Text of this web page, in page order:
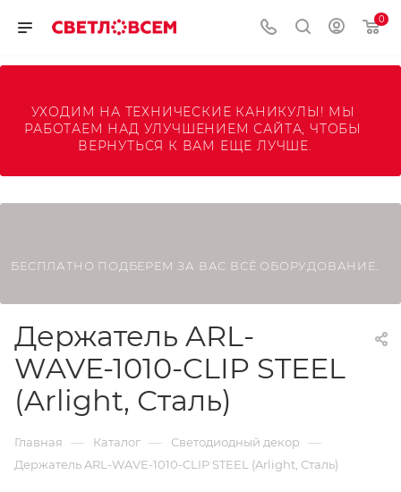
0
УХОДИМ НА ТЕХНИЧЕСКИЕ КАНИКУЛЫ! МЫ
РАБОТАЕМ НАД УЛУЧШЕНИЕМ САЙТА, ЧТОБЫ
ВЕРНУТЬСЯ К ВАМ ЕЩЕ ЛУЧШЕ.
БЕСПЛАТНО ПОДБЕРЕМ ЗА ВАС ВСЁ ОБОРУДОВАНИЕ.
Держатель ARL-
WAVE-1010-CLIP STEEL
(Arlight, Сталь)
Главная — Каталог — Светодиодный декор —
Держатель ARL-WAVE-1010-CLIP STEEL (Arlight, Сталь)